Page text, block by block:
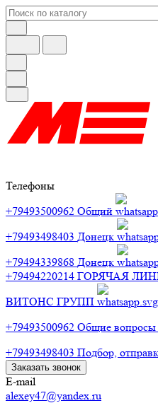
Телефоны
+79493500962 Общий
+79493498403 Донецк
+79494339868 Донецк
+79494220214 ГОРЯЧАЯ
ВИТОНС ГРУПП
+79493500962 Общие вопросы
+79493498403 Подбор,
Заказать звонок
E-mail
alexey47@yandex.ru